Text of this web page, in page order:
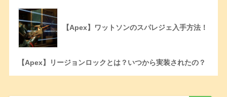
【Apex】ワットソンのスパレジェ入手方法！
【Apex】リージョンロックとは？いつから実装されたの？